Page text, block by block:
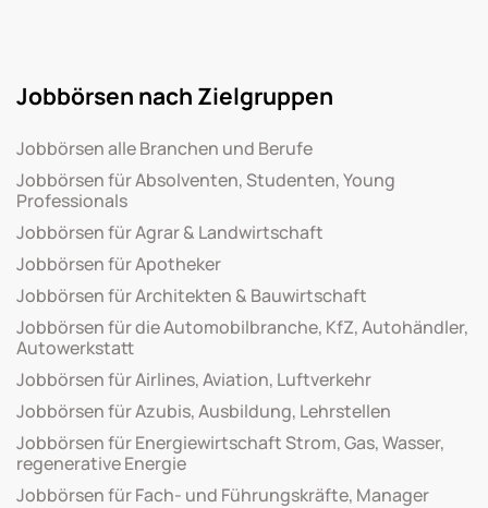
Jobbörsen nach Zielgruppen
Jobbörsen alle Branchen und Berufe
Jobbörsen für Absolventen, Studenten, Young
Professionals
Jobbörsen für Agrar & Landwirtschaft
Jobbörsen für Apotheker
Jobbörsen für Architekten & Bauwirtschaft
Jobbörsen für die Automobilbranche, KfZ, Autohändler,
Autowerkstatt
Jobbörsen für Airlines, Aviation, Luftverkehr
Jobbörsen für Azubis, Ausbildung, Lehrstellen
Jobbörsen für Energiewirtschaft Strom, Gas, Wasser,
regenerative Energie
Jobbörsen für Fach- und Führungskräfte, Manager